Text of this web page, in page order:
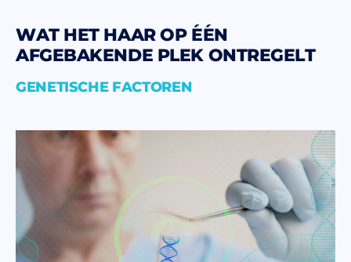
WAT HET HAAR OP ÉÉN
AFGEBAKENDE PLEK ONTREGELT
GENETISCHE FACTOREN